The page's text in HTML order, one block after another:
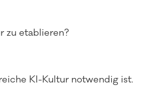
zu etablieren?
KI-Kultur notwendig ist.